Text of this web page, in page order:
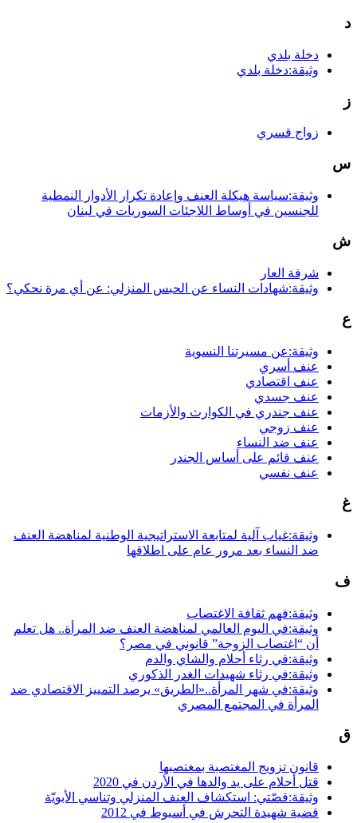
د
دخلة بلدي
وثيقة:دخلة بلدي
ز
زواج قسري
س
وثيقة:سياسة هيكلة العنف وإعادة تكرار الأدوار النمطية
للجنسين في أوساط اللاجئات السوريات في لبنان
ش
شرفة العار
وثيقة:شهادات النساء عن الحبس المنزلي: عن أي مرة نحكي؟
ع
وثيقة:عن مسيرتنا النسوية
عنف أسري
عنف اقتصادي
عنف جسدي
عنف جندري في الكوارث والأزمات
عنف زوجي
عنف ضد النساء
عنف قائم على أساس الجندر
عنف نفسي
غ
وثيقة:غياب آلية لمتابعة الاستراتيجية الوطنية لمناهضة العنف
ضد النساء بعد مرور عام على اطلاقها
ف
وثيقة:فهم ثقافة الاغتصاب
وثيقة:في اليوم العالمي لمناهضة العنف ضد المرأة.. هل تعلم
أن “اغتصاب الزوجة” قانوني في مصر؟
وثيقة:في رثاء أحلام والشاي والدم
وثيقة:في رثاء شهيدات الغدر الذكوري
وثيقة:في شهر المرأة..«الطريق» يرصد التمييز الاقتصادي ضد
المرأة في المجتمع المصري
ق
قانون تزويج المغتصبة بمغتصبها
قتل أحلام على يد والدها في الأردن في 2020
وثيقة:قصّتي: استكشاف العنف المنزلي وتناسي الأبويّة
قضية شهيدة التحرش في أسيوط في 2012